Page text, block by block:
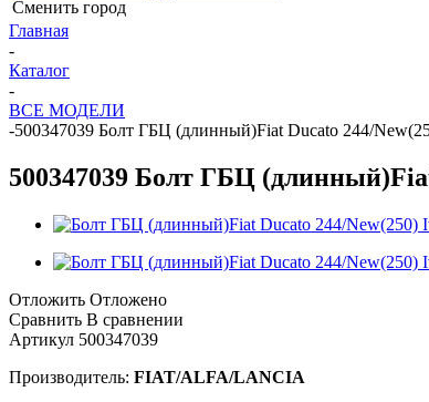
Сменить город
Главная
-
Каталог
-
ВСЕ МОДЕЛИ
-500347039 Болт ГБЦ (длинный)Fiat Ducato 244/
500347039 Болт ГБЦ
Отложить Отложено
Сравнить В сравнении
Артикул 500347039
Производитель: FIAT/ALFA/LANCIA